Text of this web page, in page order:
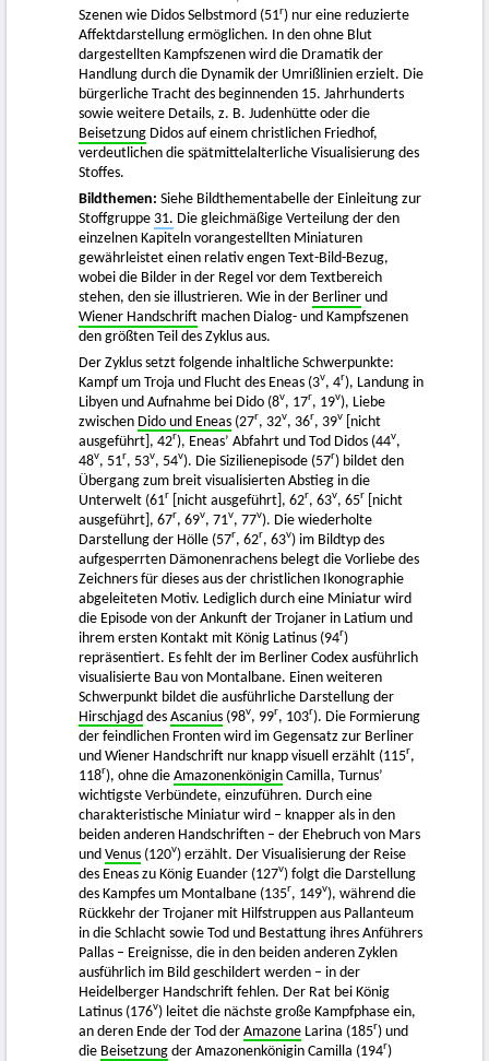
Szenen wie Didos Selbstmord (51r) nur eine reduzierte
Affektdarstellung ermöglichen. In den ohne Blut
dargestellten Kampfszenen wird die Dramatik der
Handlung durch die Dynamik der Umrißlinien erzielt. Die
bürgerliche Tracht des beginnenden 15. Jahrhunderts
sowie weitere Details, z. B. Judenhütte oder die
Beisetzung Didos auf einem christlichen Friedhof,
verdeutlichen die spätmittelalterliche Visualisierung des
Stoffes.
Bildthemen: Siehe Bildthementabelle der Einleitung zur
Stoffgruppe 31. Die gleichmäßige Verteilung der den
einzelnen Kapiteln vorangestellten Miniaturen
gewährleistet einen relativ engen Text-Bild-Bezug,
wobei die Bilder in der Regel vor dem Textbereich
stehen, den sie illustrieren. Wie in der Berliner und
Wiener Handschrift machen Dialog- und Kampfszenen
den größten Teil des Zyklus aus.
Der Zyklus setzt folgende inhaltliche Schwerpunkte:
Kampf um Troja und Flucht des Eneas (3v, 4r), Landung in
Libyen und Aufnahme bei Dido (8v, 17r, 19v), Liebe
zwischen Dido und Eneas (27r, 32v, 36r, 39v
[nicht
ausgeführt], 42r), Eneas’ Abfahrt und Tod Didos (44v,
48v, 51r, 53v, 54v). Die Sizilienepisode (57r) bildet den
Übergang zum breit visualisierten Abstieg in die
Unterwelt (61r [nicht ausgeführt], 62r, 63v, 65r
[nicht
ausgeführt], 67r, 69v, 71v, 77v). Die wiederholte
Darstellung der Hölle (57r, 62r, 63v) im Bildtyp des
aufgesperrten Dämonenrachens belegt die Vorliebe des
Zeichners für dieses aus der christlichen Ikonographie
abgeleiteten Motiv. Lediglich durch eine Miniatur wird
die Episode von der Ankunft der Trojaner in Latium und
ihrem ersten Kontakt mit König Latinus (94r)
repräsentiert. Es fehlt der im Berliner Codex ausführlich
visualisierte Bau von Montalbane. Einen weiteren
Schwerpunkt bildet die ausführliche Darstellung der
Hirschjagd des Ascanius (98v, 99r, 103r). Die Formierung
der feindlichen Fronten wird im Gegensatz zur Berliner
und Wiener Handschrift nur knapp visuell erzählt (115r,
118r), ohne die Amazonenkönigin Camilla, Turnus’
wichtigste Verbündete, einzuführen. Durch eine
charakteristische Miniatur wird – knapper als in den
beiden anderen Handschriften – der Ehebruch von Mars
und Venus (120v) erzählt. Der Visualisierung der Reise
des Eneas zu König Euander (127v) folgt die Darstellung
des Kampfes um Montalbane (135r, 149v), während die
Rückkehr der Trojaner mit Hilfstruppen aus Pallanteum
in die Schlacht sowie Tod und Bestattung ihres Anführers
Pallas – Ereignisse, die in den beiden anderen Zyklen
ausführlich im Bild geschildert werden – in der
Heidelberger Handschrift fehlen. Der Rat bei König
Latinus (176v) leitet die nächste große Kampfphase ein,
an deren Ende der Tod der Amazone Larina (185r) und
die Beisetzung der Amazonenkönigin Camilla (194r)